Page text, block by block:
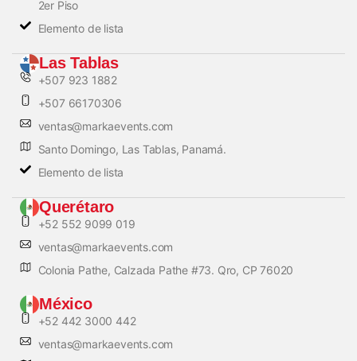
2er Piso
Elemento de lista
Las Tablas
+507 923 1882
+507 66170306
ventas@markaevents.com
Santo Domingo, Las Tablas, Panamá.
Elemento de lista
Querétaro
+52 552 9099 019
ventas@markaevents.com
Colonia Pathe, Calzada Pathe #73. Qro, CP 76020
México
+52 442 3000 442
ventas@markaevents.com